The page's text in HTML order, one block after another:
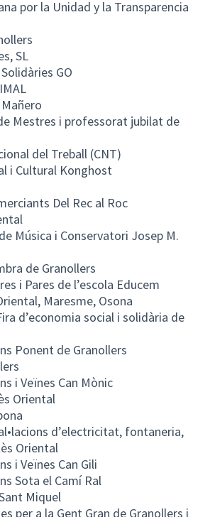
por la Unidad y la Transparencia
SL
GO
Mestres i professorat jubilat de
del Treball (CNT)
i Cultural Konghost
Del Rec al Roc
Música i Conservatori Josep M.
de Granollers
i Pares de l’escola Educem
Maresme, Osona
d’economia social i solidària de
Ponent de Granollers
i Veïnes Can Mònic
Oriental
d’electricitat, fontaneria,
Oriental
i Veïnes Can Gili
Sota el Camí Ral
Miquel
per a la Gent Gran de Granollers i